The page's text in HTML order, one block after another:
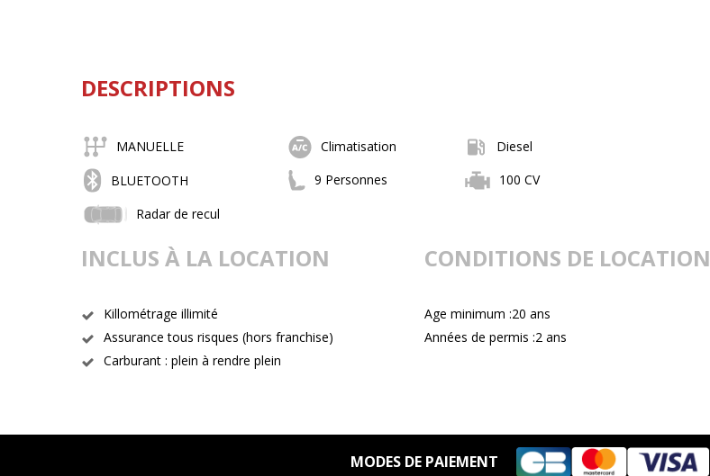
DESCRIPTIONS
MANUELLE Climatisation
Diesel
BLUETOOTH
9 Personnes
100 CV
Radar de recul
INCLUS À LA LOCATION
Killométrage illimité
Assurance tous risques (hors franchise)
Carburant : plein à rendre plein
CONDITIONS DE LOCATION
Age minimum :20 ans
Années de permis :2 ans
MODES DE PAIEMENT